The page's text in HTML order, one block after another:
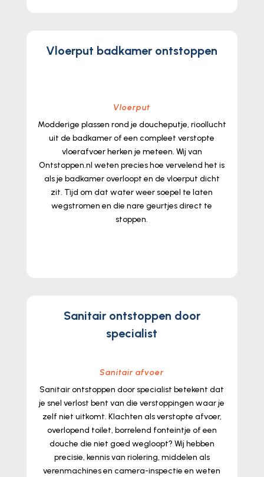
Vloerput badkamer ontstoppen
Vloerput
Modderige plassen rond je doucheputje, rioollucht
uit de badkamer of een compleet verstopte
vloerafvoer herken je meteen.​ Wij van
Ontstoppen.​nl weten precies hoe vervelend het is
als je badkamer overloopt en de vloerput dicht
zit.​ Tijd om dat water weer soepel te laten
wegstromen en die nare geurtjes direct te
stoppen.​
Sanitair ontstoppen door
specialist
Sanitair afvoer
Sanitair ontstoppen door specialist betekent dat
je snel verlost bent van die verstoppingen waar je
zelf niet uitkomt.​ Klachten als verstopte afvoer,
overlopend toilet, borrelend fonteintje of een
douche die niet goed wegloopt? Wij hebben
precisie, kennis van riolering, middelen als
verenmachines en camera-inspectie en weten